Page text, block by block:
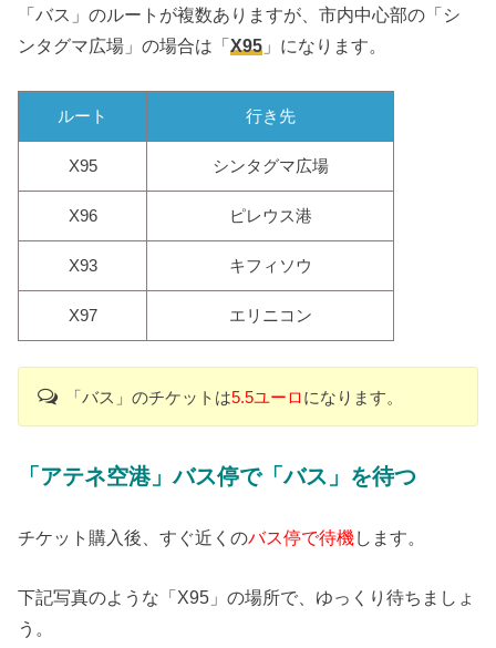
「バス」のルートが複数ありますが、市内中心部の「シ
ンタグマ広場」の場合は「X95 」になります。
ルート 行き先
X95 シンタグマ広場
X96 ピレウス港
X93 キフィソウ
X97 エリニコン
「バス」のチケットは5.5ユーロになります。
「アテネ空港」バス停で「バス」を待つ
チケット購入後、すぐ近くのバス停で待機します。
下記写真のような「X95」の場所で、ゆっくり待ちましょ
う。